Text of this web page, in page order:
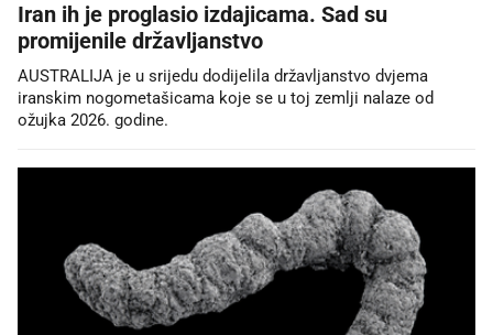
Iran ih je proglasio izdajicama. Sad su
promijenile državljanstvo
AUSTRALIJA je u srijedu dodijelila državljanstvo dvjema
iranskim nogometašicama koje se u toj zemlji nalaze od
ožujka 2026. godine.